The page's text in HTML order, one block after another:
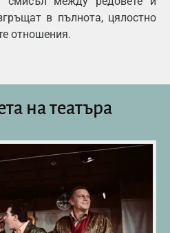
в пълнота, цялостно
отношения.
на театъра